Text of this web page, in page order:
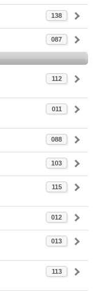
138
087
112
011
088
103
115
012
013
113